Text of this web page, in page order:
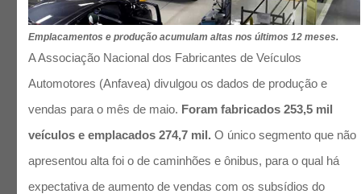
Emplacamentos e produção acumulam altas nos últimos 12 meses.
A Associação Nacional dos Fabricantes de Veículos
Automotores (Anfavea) divulgou os dados de produção e
vendas para o mês de maio. Foram fabricados 253,5 mil
veículos e emplacados 274,7 mil. O único segmento que não
apresentou alta foi o de caminhões e ônibus, para o qual há
expectativa de aumento de vendas com os subsídios do